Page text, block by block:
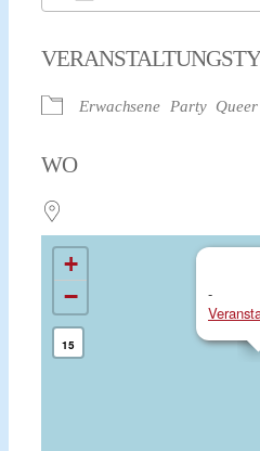
Erwachsene Party Queer
WO
-
+
−
15